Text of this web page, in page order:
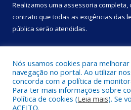
Realizamos uma assessoria completa,
contrato que todas as exigências das
pública serão atendidas.
Todos os direitos reservados a
Nós usamos cookies para
navegação no portal. Ao utilizar
concorda com a política de
Para ter mais informações sobre
Política de cookies (Leia mais). Se
ACEITO.